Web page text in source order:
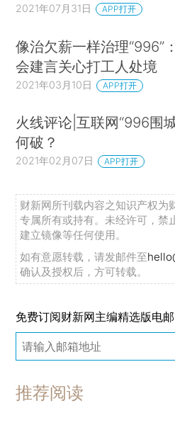
2021年07月31日 APP打开
像治欠薪一样治理“996”
会建言关心打工人处境
2021年03月10日 APP打开
火线评论|互联网“996围
何破？
2021年02月07日 APP打开
财新网所刊载内容之知识产权为
专属所有或持有。未经许可，禁
建立镜像等任何使用。
如有意愿转载，请发邮件至
确认及授权后，方可转载。
免费订阅财新网主编精选版电邮
推荐阅读